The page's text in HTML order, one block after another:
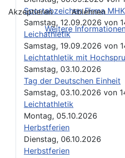
Sportabzeichen Firma
Samstag, 12.09.2026 von
Leichathletik
Samstag, 19.09.2026 von
Leichtathletik mit
Samstag, 03.10.2026
Tag der Deutschen Einheit
Samstag, 03.10.2026 von
Leichtathletik
Montag, 05.10.2026
Herbstferien
Dienstag, 06.10.2026
Herbstferien
Akzeptieren
Ablehnen
Weitere